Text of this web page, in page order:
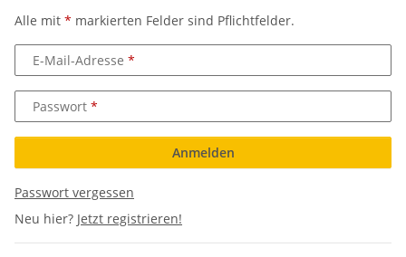
Alle mit * markierten Felder sind Pflichtfelder.
E-Mail-Adresse
Passwort
Anmelden
Passwort vergessen
Neu hier? Jetzt registrieren!